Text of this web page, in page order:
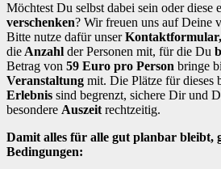
Möchtest Du selbst dabei sein oder diese
verschenken? Wir freuen uns auf Deine
Bitte nutze dafür unserKontaktformular,
die Anzahl der Personen mit, für die Du
Betrag von 59 Euro pro Person bringe
Veranstaltung mit. Die Plätze für dieses
Erlebnis sind begrenzt, sichere Dir und
besondere Auszeit rechtzeitig.
Damit alles für alle gut planbar bleibt,
Bedingungen: